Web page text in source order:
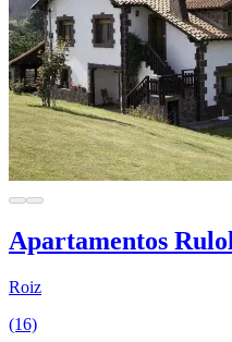
Apartamentos
Roiz
(16)